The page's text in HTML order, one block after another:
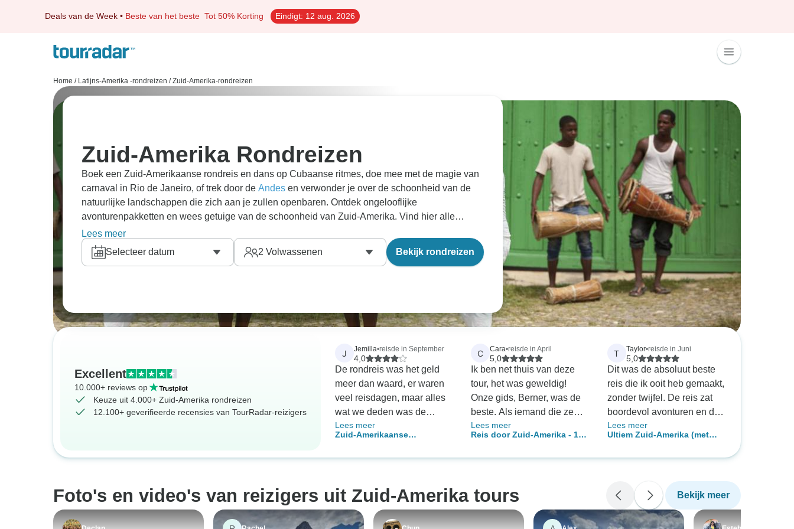
Deals van de Week • Beste van het beste Tot 50% Korting Eindigt: 12 aug. 2026
Home / Latijns-Amerika -rondreizen / Zuid-Amerika-rondreizen
Zuid-Amerika Rondreizen
Boek een Zuid-Amerikaanse rondreis en dans op Cubaanse ritmes, doe mee met de magie van
carnaval in Rio de Janeiro, of trek door de Andes en verwonder je over de schoonheid van de
natuurlijke landschappen die zich aan je zullen openbaren. Ontdek ongelooflijke
avonturenpakketten en wees getuige van de schoonheid van Zuid-Amerika. Vind hier alle
backpackreizen in Zuid-Amerika
backpackgroepen
huwelijksreispakketten in Zuid-Amerika
Lees meer
Selecteer datum
2 Volwassenen Bekijk rondreizen
Excellent
10.000+ reviews op
Keuze uit 4.000+ Zuid-Amerika rondreizen
12.100+ geverifieerde recensies van TourRadar-reizigers
J Jemilla•reisde in September
4,0
De rondreis was het geld
meer dan waard, er waren
veel reisdagen, maar alles
wat we deden was de
moeite waard
Lees meer
Zuid-Amerikaanse
naar Machu Picchu)
C Cara•reisde in April
5,0
Ik ben net thuis van deze
tour, het was geweldig!
Onze gids, Berner, was de
beste. Als iemand die zeer
beperkt Spaans spreekt,
was het zo handig om de
begrijpen, fooi geven, enz.
We hebben een heleboel
Incaruïnes bezocht,
Lees meer
Reis door Zuid-Amerika - 19
T Taylor•reisde in Juni
5,0
Dit was de absoluut beste
reis die ik ooit heb gemaakt,
zonder twijfel. De reis zat
boordevol avonturen en de
gidsen waren allemaal zo
deskundig. Ik ben helemaal
geweldige ervaring was en
was ALTIJD beschikbaar
als we haar nodig hadden.
Ik raad deze reis aan
Lees meer
Ultiem Zuid-Amerika (met
Foto's en video's van reizigers uit Zuid-Amerika tours Bekijk meer